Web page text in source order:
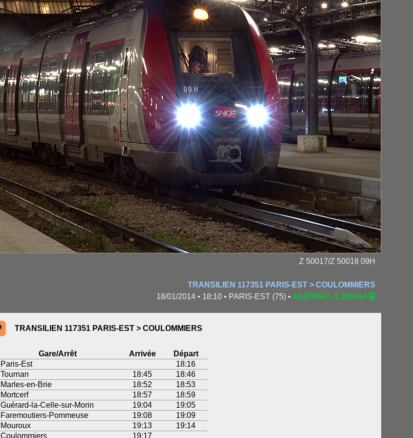
Z 50017/Z 50018 09H
TRANSILIEN 117351 PARIS-EST > COULOMMIERS
18/01/2014 • 18:10 • PARIS-EST (75) • 48.876667, 2.359444
TRANSILIEN 117351 PARIS-EST > COULOMMIERS
Gare/Arrêt Arrivée
Départ
Paris-Est
18:16
Tournan 18:45
18:46
Marles-en-Brie 18:52
18:53
Mortcerf 18:57
18:59
Guérard-la-Celle-sur-Morin 19:04
19:05
Faremoutiers-Pommeuse 19:08
19:09
Mouroux 19:13
19:14
Coulommiers 19:17